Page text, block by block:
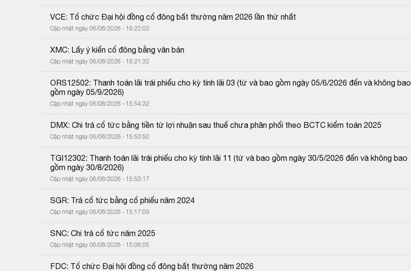
VCE: Tổ chức Đại hội đồng cổ đông bất thường năm 2026 lần thứ nhất
Cập nhật ngày 06/08/2026 - 16:22:02
XMC: Lấy ý kiến cổ đông bằng văn bản
Cập nhật ngày 06/08/2026 - 16:21:32
ORS12502: Thanh toán lãi trái phiếu cho kỳ tính lãi 03 (từ và bao gồm ngày 05/6/2026 đến và không bao
gồm ngày 05/9/2026)
Cập nhật ngày 06/08/2026 - 15:54:32
DMX: Chi trả cổ tức bằng tiền từ lợi nhuận sau thuế chưa phân phối theo BCTC kiểm toán 2025
Cập nhật ngày 06/08/2026 - 15:53:50
TGI12302: Thanh toán lãi trái phiếu cho kỳ tính lãi 11 (từ và bao gồm ngày 30/5/2026 đến và không bao
gồm ngày 30/8/2026)
Cập nhật ngày 06/08/2026 - 15:53:17
SGR: Trả cổ tức bằng cổ phiếu năm 2024
Cập nhật ngày 06/08/2026 - 15:17:09
SNC: Chi trả cổ tức năm 2025
Cập nhật ngày 06/08/2026 - 15:06:05
FDC: Tổ chức Đại hội đồng cổ đông bất thường năm 2026